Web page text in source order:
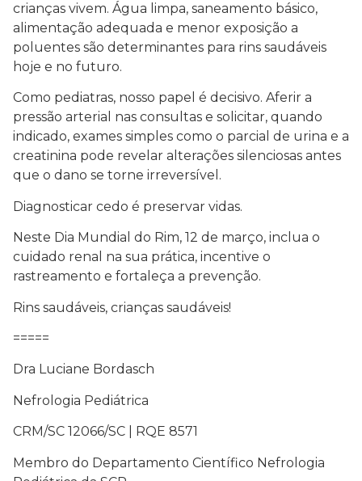
crianças vivem. Água limpa, saneamento básico,
alimentação adequada e menor exposição a
poluentes são determinantes para rins saudáveis
hoje e no futuro.
Como pediatras, nosso papel é decisivo. Aferir a
pressão arterial nas consultas e solicitar, quando
indicado, exames simples como o parcial de urina e a
creatinina pode revelar alterações silenciosas antes
que o dano se torne irreversível.
Diagnosticar cedo é preservar vidas.
Neste Dia Mundial do Rim, 12 de março, inclua o
cuidado renal na sua prática, incentive o
rastreamento e fortaleça a prevenção.
Rins saudáveis, crianças saudáveis!
=====
Dra Luciane Bordasch
Nefrologia Pediátrica
CRM/SC 12066/SC | RQE 8571
Membro do Departamento Científico Nefrologia